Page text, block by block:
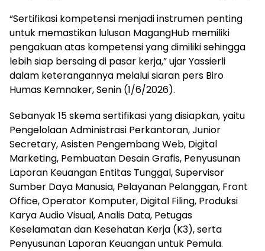
“Sertifikasi kompetensi menjadi instrumen penting
untuk memastikan lulusan MagangHub memiliki
pengakuan atas kompetensi yang dimiliki sehingga
lebih siap bersaing di pasar kerja,” ujar Yassierli
dalam keterangannya melalui siaran pers Biro
Humas Kemnaker, Senin (1/6/2026).
Sebanyak 15 skema sertifikasi yang disiapkan, yaitu
Pengelolaan Administrasi Perkantoran, Junior
Secretary, Asisten Pengembang Web, Digital
Marketing, Pembuatan Desain Grafis, Penyusunan
Laporan Keuangan Entitas Tunggal, Supervisor
Sumber Daya Manusia, Pelayanan Pelanggan, Front
Office, Operator Komputer, Digital Filing, Produksi
Karya Audio Visual, Analis Data, Petugas
Keselamatan dan Kesehatan Kerja (K3), serta
Penyusunan Laporan Keuangan untuk Pemula.